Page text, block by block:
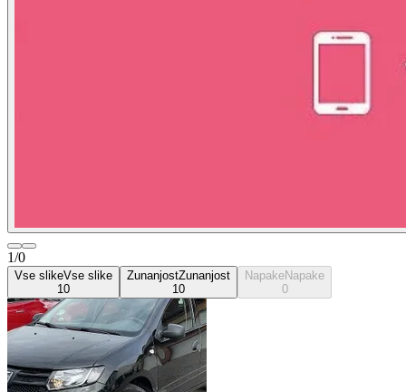
1/0
Vse slikeVse slike
10
ZunanjostZunanjost
10
NapakeNapake
0